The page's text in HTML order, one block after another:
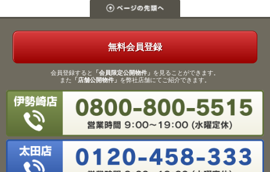
無料会員登録
会員登録すると 「会員限定公開物件」 を見ることができます。
また 「店舗公開物件」 を弊社店舗にてご紹介できます。